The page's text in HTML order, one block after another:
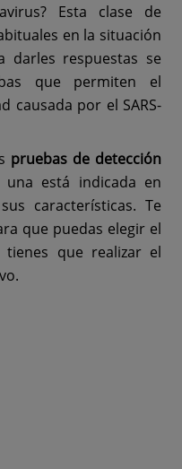
Esta clase de
en la situación
darles respuestas se
que permiten el
causada por el SARS-
pruebas de detección
una está indicada en
características. Te
que puedas elegir el
que realizar el